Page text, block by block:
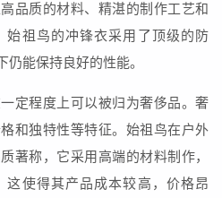
品质的材料、精湛的制作工艺和
始祖鸟的冲锋衣采用了顶级的防
能保持良好的性能。
定程度上可以被归为奢侈品。奢
和独特性等特征。始祖鸟在户外
著称，它采用高端的材料制作，
这使得其产品成本较高，价格昂